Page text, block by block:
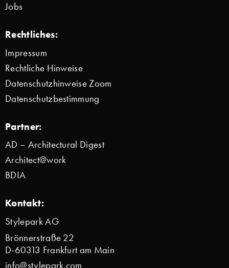
Jobs
Rechtliches:
Impressum
Rechtliche Hinweise
Datenschutzhinweise Zoom
Datenschutzbestimmung
Partner:
AD – Architectural Digest
Architect@work
BDIA
Kontakt:
Stylepark AG
Brönnerstraße 22
D-60313 Frankfurt am Main
info@stylepark.com